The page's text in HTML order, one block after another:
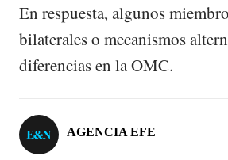
En respuesta, algunos
bilaterales o mecanismos
diferencias en la OMC.
AGENCIA EFE